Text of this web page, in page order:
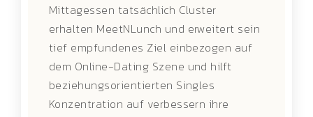
Mittagessen tatsächlich Cluster
erhalten MeetNLunch und erweitert sein
tief empfundenes Ziel einbezogen auf
dem Online-Dating Szene und hilft
beziehungsorientierten Singles
Konzentration auf verbessern ihre